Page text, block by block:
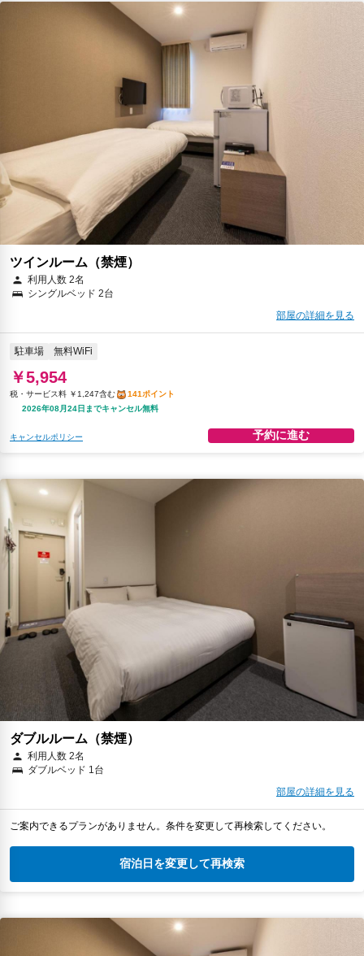
ツインルーム（禁煙）
利用人数 2名
シングルベッド 2台
部屋の詳細を見る
駐車場 無料WiFi
￥5,954
税・サービス料 ￥1,247含む
141ポイント
2026年08月24日までキャンセル無料
キャンセルポリシー 予約に進む
ダブルルーム（禁煙）
利用人数 2名
ダブルベッド 1台
部屋の詳細を見る
ご案内できるプランがありません。条件を変更して再検索してください。
宿泊日を変更して再検索